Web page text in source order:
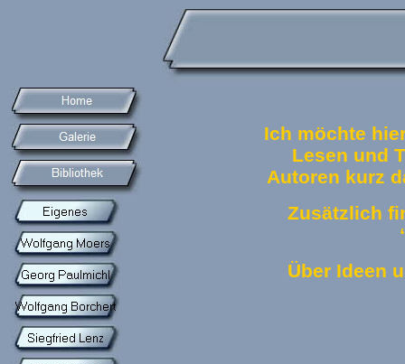
Ich möchte
Lesen und
Autoren kurz
Zusätzlich
Über Ideen